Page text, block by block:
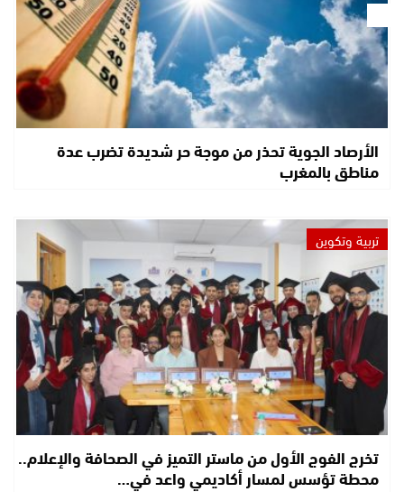
الأرصاد الجوية تحذر من موجة حر شديدة تضرب عدة
مناطق بالمغرب
تربية وتكوين
تخرج الفوج الأول من ماستر التميز في الصحافة والإعلام..
محطة تؤسس لمسار أكاديمي واعد في…